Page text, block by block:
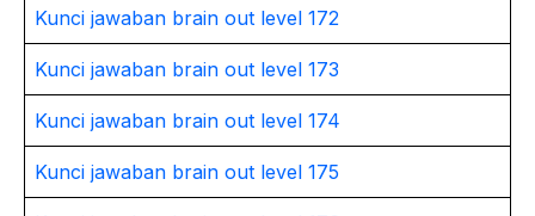
Kunci jawaban brain out level 172
Kunci jawaban brain out level 173
Kunci jawaban brain out level 174
Kunci jawaban brain out level 175